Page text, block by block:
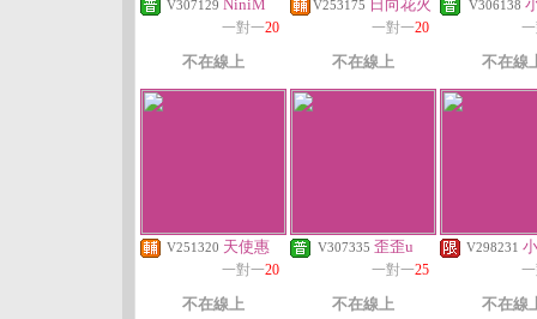
V307129 NiniM
一對一20
不在線上
V253175 日向花火
一對一20
不在線上
V306138
不在線
V251320 天使惠
一對一20
不在線上
V307335 歪歪u
一對一25
不在線上
V298231
不在線